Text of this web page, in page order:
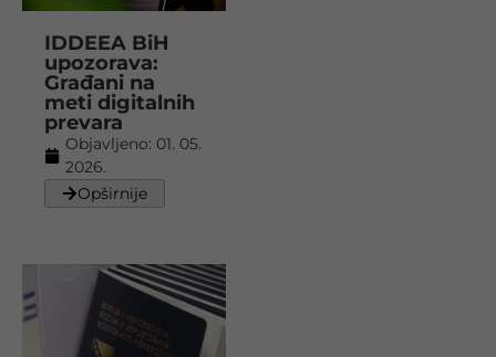
IDDEEA BiH
upozorava:
Građani na
meti digitalnih
prevara
Objavljeno: 01. 05.
2026.
Opširnije